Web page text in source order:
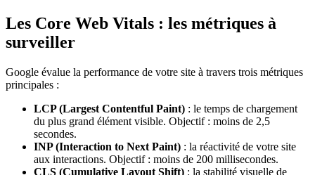
Les Core Web Vitals : les métriques à
surveiller
Google évalue la performance de votre site à travers trois métriques
principales :
LCP (Largest Contentful Paint) : le temps de chargement
du plus grand élément visible. Objectif : moins de 2,5
secondes.
INP (Interaction to Next Paint) : la réactivité de votre site
aux interactions. Objectif : moins de 200 millisecondes.
CLS (Cumulative Layout Shift) : la stabilité visuelle de